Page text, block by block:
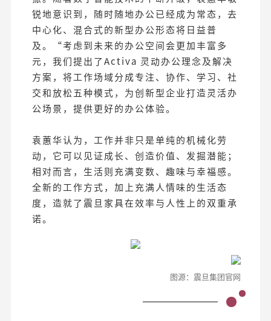
锐地意识到，随时随地办公已经成为常态，去
中心化、混合式的新型办公形态将日益普
及。“考虑到未来的办公空间会更加丰富多
元，我们提出了Activa 灵动办公理念及解决
方案，将工作场域分成专注、协作、学习、社
交和放松五种模式，为创新型企业打造灵活办
公场景，提供更好的办公体验。
袁蕙华认为，工作并非只是单纯的机械化劳
动，它可以见证成长、创造价值、发掘潜能；
相对而言，生活则充满变数、趣味与幸福感。
全新的工作方式，加上充满人情味的生活态
度，造就了震旦家具在效率与人性上的双重承
诺。
图源：震旦集团官网